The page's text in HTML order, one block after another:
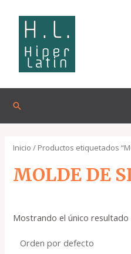
contenido
Buscar
Inicio / Productos etiquetados
MOLDE DE
Mostrando el único resultado